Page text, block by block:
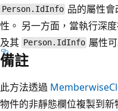
Person.IdInfo 品的屬性
性。 另一方面，當執行深
及其 Person.IdInfo 屬性
備註
此方法透過
物件的非靜態欄位複製到